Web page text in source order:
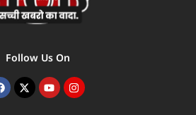
Follow Us On